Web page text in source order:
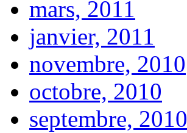
mars, 2011
janvier, 2011
novembre, 2010
octobre, 2010
septembre, 2010